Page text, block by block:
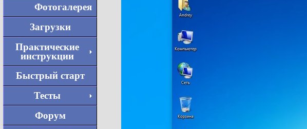
Фотогалерея
Загрузки
Практические
инструкции
Быстрый старт
Тесты
Форум